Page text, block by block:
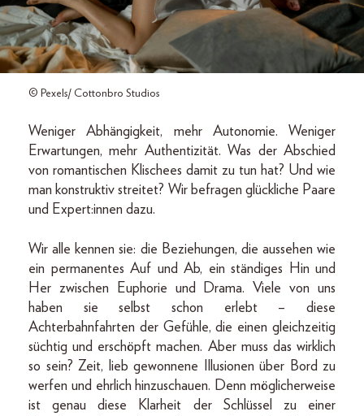
© Pexels/ Cottonbro Studios
Weniger Abhängigkeit, mehr Autonomie. Weniger
Erwartungen, mehr Authentizität. Was der Abschied
von romantischen Klischees damit zu tun hat? Und wie
man konstruktiv streitet? Wir befragen glückliche Paare
und Expert:innen dazu.
Wir alle kennen sie: die Beziehungen, die aussehen wie
ein permanentes Auf und Ab, ein ständiges Hin und
Her zwischen Euphorie und Drama. Viele von uns
haben sie selbst schon erlebt – diese
Achterbahnfahrten der Gefühle, die einen gleichzeitig
süchtig und erschöpft machen. Aber muss das wirklich
so sein? Zeit, lieb gewonnene Illusionen über Bord zu
werfen und ehrlich hinzuschauen. Denn möglicherweise
ist genau diese Klarheit der Schlüssel zu einer